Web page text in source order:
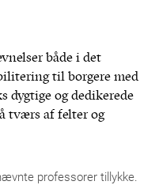
både i det
til borgere med
dygtige og dedikerede
tværs af felter og
professorer tillykke.